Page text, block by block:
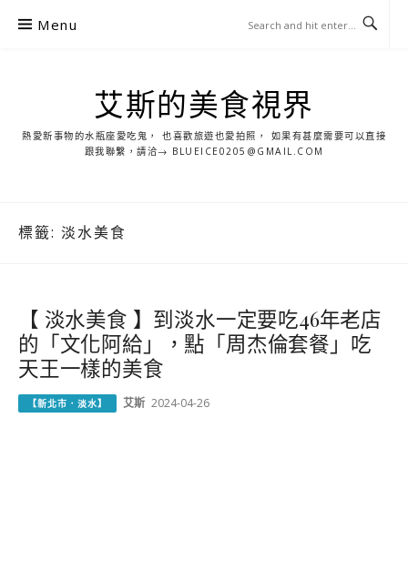
Menu
艾斯的美食視界
熱愛新事物的水瓶座愛吃鬼， 也喜歡旅遊也愛拍照， 如果有甚麼需要可以直接
跟我聯繫，請洽→ BLUEICE0205@GMAIL.COM
標籤: 淡水美食
【 淡水美食 】到淡水一定要吃46年老店
的「文化阿給」，點「周杰倫套餐」吃
天王一樣的美食
【新北市．淡水】 艾斯 2024-04-26